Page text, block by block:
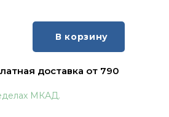
В корзину
доставка от 790
МКАД.